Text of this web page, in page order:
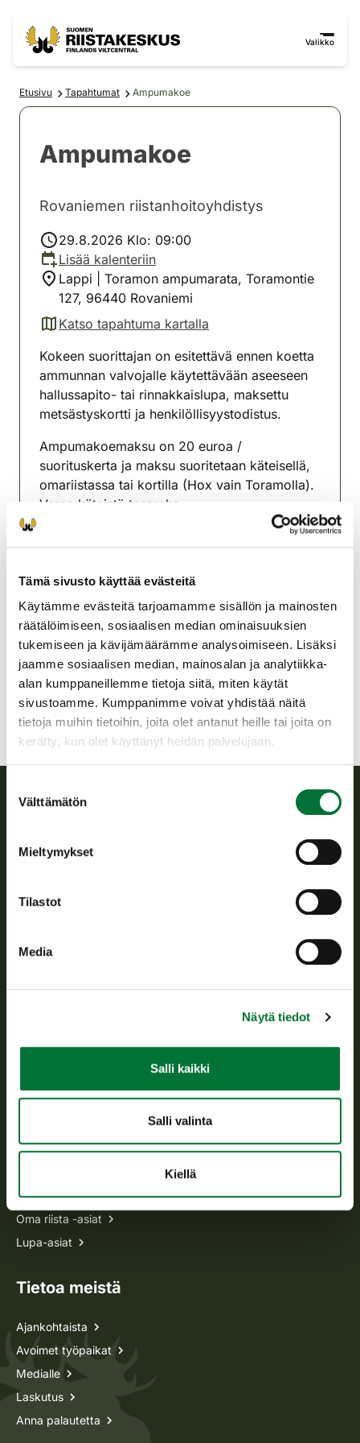
Tämä sivusto käyttää evästeitä
Käytämme evästeitä tarjoamamme sisällön ja mainosten
räätälöimiseen, sosiaalisen median ominaisuuksien
tukemiseen ja kävijämäärämme analysoimiseen. Lisäksi
jaamme sosiaalisen median, mainosalan ja analytiikka-
alan kumppaneillemme tietoja siitä, miten käytät
sivustoamme. Kumppanimme voivat yhdistää näitä
tietoja muihin tietoihin, joita olet antanut heille tai joita on
kerätty, kun olet käyttänyt heidän palvelujaan.
valinta
Välttämätön
Mieltymykset
Tilastot
Media
Näytä tiedot
Salli kaikki
Salli valinta
Kiellä
Valikko
Etusivu Tapahtumat Ampumakoe
Ampumakoe
Rovaniemen riistanhoitoyhdistys
29.8.2026 Klo: 09:00
Lisää kalenteriin
Lappi | Toramon ampumarata, Toramontie
127, 96440 Rovaniemi
Katso tapahtuma kartalla
(avautuu uuteen välilehteen)
Kokeen suorittajan on esitettävä ennen koetta
ammunnan valvojalle käytettävään aseeseen
hallussapito- tai rinnakkaislupa, maksettu
metsästyskortti ja henkilöllisyystodistus.
Ampumakoemaksu on 20 euroa /
suorituskerta ja maksu suoritetaan käteisellä,
omariistassa tai kortilla (Hox vain Toramolla).
Varaa käteistä tasaraha.
Lisätiedot Veikko Oja puh. 040-7362543.
Rovaniemen riistanhoitoyhdistys
Lappi
rovaniemi@rhy.riista.fi
Suomen riistakeskus edistää kestävää riistataloutta, tukee
toimeenpanosta sekä vastaa sille säädetyistä julkisista
Asiakaspalvelu
p. 029 431 2001
Usein kysytyt kysymykset
Kaikki yhteystiedot
Metsästyskortti-asiat
Oma riista -asiat
Lupa-asiat
Tietoa meistä
Ajankohtaista
Avoimet työpaikat
Medialle
Laskutus
Anna palautetta